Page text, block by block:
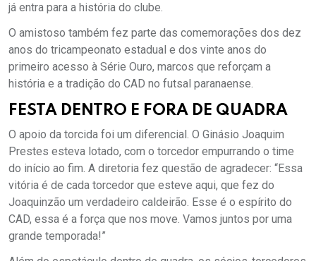
já entra para a história do clube.
O amistoso também fez parte das comemorações dos dez
anos do tricampeonato estadual e dos vinte anos do
primeiro acesso à Série Ouro, marcos que reforçam a
história e a tradição do CAD no futsal paranaense.
FESTA DENTRO E FORA DE QUADRA
O apoio da torcida foi um diferencial. O Ginásio Joaquim
Prestes esteva lotado, com o torcedor empurrando o time
do início ao fim. A diretoria fez questão de agradecer: “Essa
vitória é de cada torcedor que esteve aqui, que fez do
Joaquinzão um verdadeiro caldeirão. Esse é o espírito do
CAD, essa é a força que nos move. Vamos juntos por uma
grande temporada!”